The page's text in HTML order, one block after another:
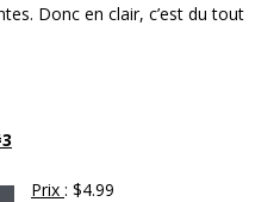
Donc en clair, c’est du tout
Prix : $4.99